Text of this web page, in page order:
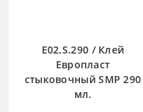
E02.S.290 / Клей
Европласт
стыковочный SMP 290
мл.